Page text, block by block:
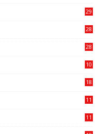
29
28
28
10
18
11
11